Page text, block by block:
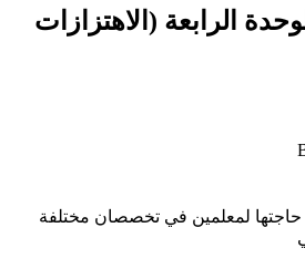
الرابعة (الاهتزازات